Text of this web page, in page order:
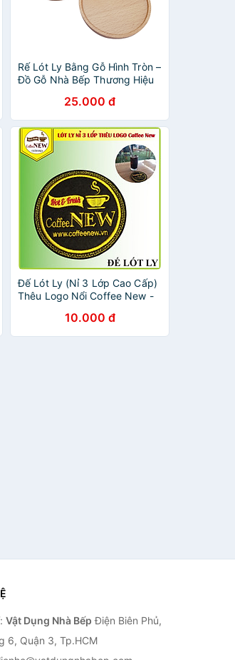
Rế Lót Ly Bằng Gỗ Hình Tròn –
Đồ Gỗ Nhà Bếp Thương Hiệu
25.000 đ
Đế Lót Ly (Nỉ 3 Lớp Cao Cấp)
Thêu Logo Nổi Coffee New -
nhanh - Nhỏ, gọn, Đẹp_Coffee
New
10.000 đ
Vật Dụng Nhà Bếp Điện Biên Phủ,
6, Quận 3, Tp.HCM